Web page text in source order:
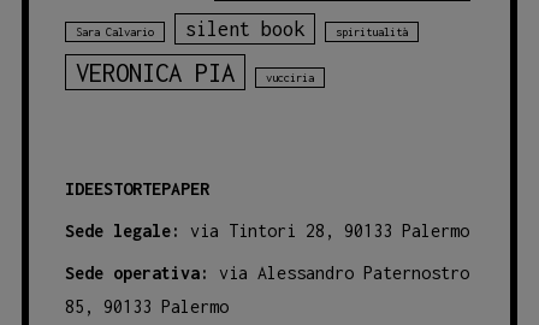
Sara Calvario silent book spiritualità
VERONICA PIA vucciria
IDEESTORTEPAPER
Sede legale: via Tintori 28, 90133 Palermo
Sede operativa:
via Alessandro Paternostro
85, 90133 Palermo